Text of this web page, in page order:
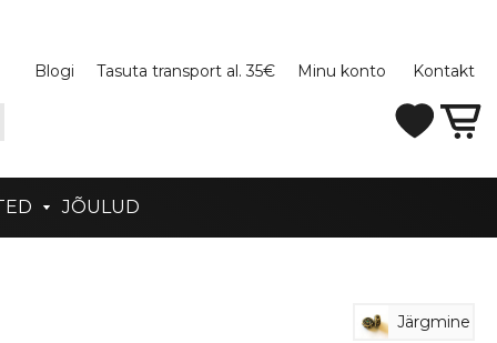
Blogi Tasuta transport al. 35€ Minu konto Kontakt
JÕULUD
Järgmine